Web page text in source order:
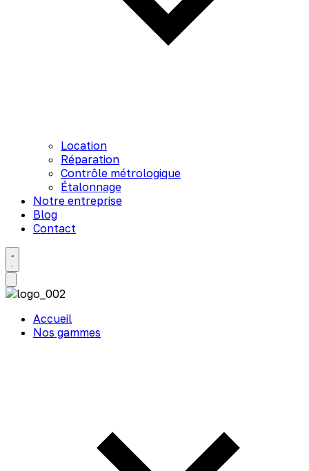
Location
Réparation
Contrôle métrologique
Étalonnage
Notre entreprise
Blog
Contact
Accueil
Nos gammes